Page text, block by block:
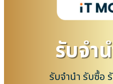
รับจํา
รับจำนำ รับซื้อ